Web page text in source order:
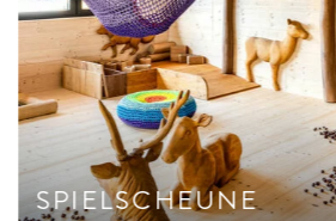
SPIELSCHEUNE